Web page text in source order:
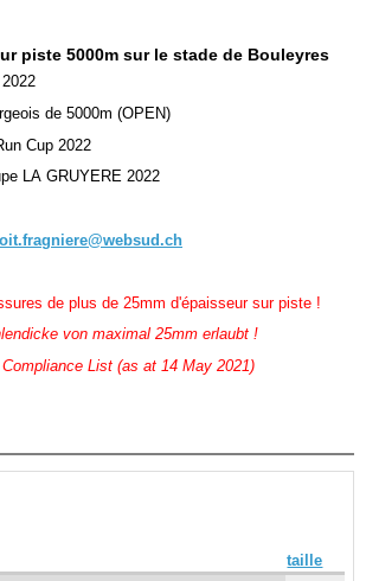
Ouverture de session
Mot de passe:
mot de passe
piste 5000m sur le stade de Bouleyres
de 5000m (OPEN)
Cup 2022
LA GRUYERE 2022
de plus de 25mm d'épaisseur sur piste !
von maximal 25mm erlaubt !
List (as at 14 May 2021)
taille